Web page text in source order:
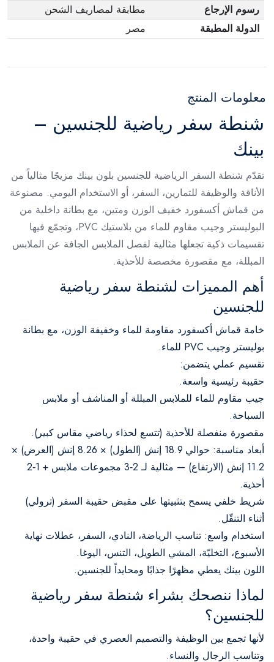
رسوم الإرجاع
مطابقة لمصاريف الشحن
الدولة المطبقة
مصر
معلومات المنتج
شنطة سفر رياضية للجنسين –
بينك
تقدّم شنطة السفر الرياضية للجنسين بلون بينك مزيجًا مثالياً من
الأناقة والوظيفة للتمارين، السفر، أو الاستخدام اليومي. مصنوعة
من قماش أكسفورد خفيف الوزن ومتين، مع بطانة داخلية من
البوليستر وجيب مقاوم للماء من بلاستيك PVC، وتجمّع فيها
تقسيمات ذكية تجعلها مثالية لفصل الملابس الجافة عن الملابس
المبللة، مع مقصورة مخصصة للأحذية.
أهم المميزات لشنطة سفر رياضية
للجنسين
خامة قماش أكسفورد مقاومة للماء وخفيفة الوزن، مع بطانة
بوليستر وجيب PVC للماء.
تقسيم عملي يتضمن:
حقيبة رئيسية واسعة.
جيب مقاوم للماء للملابس المبللة أو المناشف أو ملابس
السباحة.
مقصورة منفصلة للأحذية (تتسع لحذاء رياضي مقاس كبير).
أبعاد مناسبة: حوالي 18.9 إنش (الطول) × 8.26 إنش (العرض) ×
11.2 إنش (الارتفاع) — مثالية لـ 2‑3 مجموعات ملابس + 1‑2
أحذية.
شريط خلفي يسمح بتثبيتها على مقبض حقيبة السفر (ترولي)
أثناء التنقّل.
استخدام واسع: تناسب الرياضة، النادي، السفر، عطلات نهاية
الأسبوع، التخليّة، المشي الطويل، التنس، اليوغا.
اللون بينك يعطي مظهرًا جذابًا ومحايداً للجنسين.
لماذا ننصحك بشراء شنطة سفر رياضية
للجنسين؟
لأنها تجمع بين الوظيفة والتصميم العصري في حقيبة واحدة،
وتناسب الرجال والنساء.